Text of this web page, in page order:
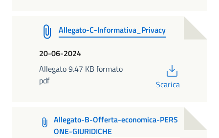
Allegato-C-Informativa_Privacy
20-06-2024
Allegato 9.47 KB formato
pdf
Scarica
Allegato-B-Offerta-economica-PERS
ONE-GIURIDICHE